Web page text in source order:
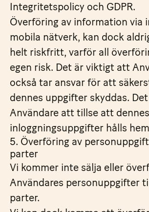
Integritetspolicy och GDPR.
Överföring av information via
mobila nätverk, kan dock
helt riskfritt, varför all
egen risk. Det är viktigt att
också tar ansvar för att
dennes uppgifter skyddas.
Användare att tillse att dennes
inloggningsuppgifter hålls
5. Överföring av
parter
Vi kommer inte sälja eller
Användares personuppgifter
parter.